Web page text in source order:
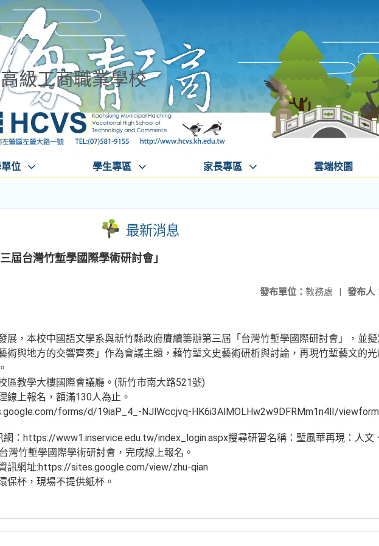
級工商職業學校
位 學生專區 家長專區 雲端校園
最新消息
屆台灣竹塹學國際學術研討會」
發布人
發布單位： 教務處 |
展，本校中國語文學系與新竹縣政府賡續籌辦第三屆「台灣竹塹學國際研討會」，並
術與地方的交響齊奏」作為會議主題，藉竹塹文史藝術研析與討論，再現竹塹藝文的光
區教學大樓國際會議廳。(新竹市南大路521號)
線上報名，額滿130人為止。
forms/d/19iaP_4_-NJlWccjvq-HK6i3AlMOLHw2w9DFRMm1n4lI/
：https://www1.inservice.edu.tw/index_login.aspx搜尋研習名稱：塹風華再現：人文
灣竹塹學國際學術研討會，完成線上報名。
訊網址:https://sites.google.com/view/zhu-qian
保杯，現場不提供紙杯。